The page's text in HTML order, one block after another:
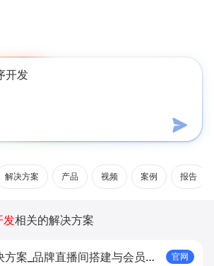
解决方案 产品 视频 案例 报告
发相关的解决方案
案_品牌直播间搭建与会员成
官网